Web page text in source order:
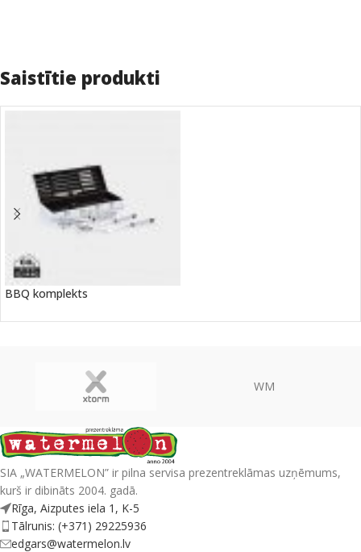
Saistītie produkti
BBQ komplekts
WM
SIA „WATERMELON” ir pilna servisa prezentreklāmas uzņēmums,
kurš ir dibināts 2004. gadā.
Rīga, Aizputes iela 1, K-5
Tālrunis: (+371) 29225936
edgars@watermelon.lv